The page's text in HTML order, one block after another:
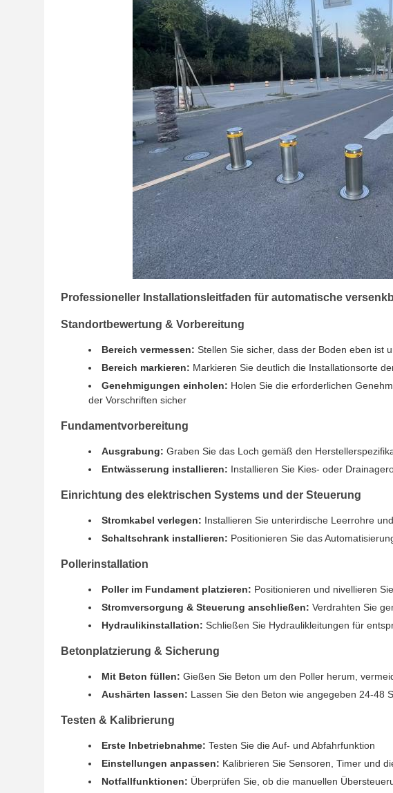
Professioneller Installationsleitfaden für automatische
Standortbewertung & Vorbereitung
Bereich vermessen: Stellen Sie sicher, dass der Boden eben ist
Bereich markieren: Markieren Sie deutlich die Installationsorte
Genehmigungen einholen: Holen Sie die erforderlichen
der Vorschriften sicher
Fundamentvorbereitung
Ausgrabung: Graben Sie das Loch gemäß den
Entwässerung installieren: Installieren Sie Kies- oder
Einrichtung des elektrischen Systems und der Steuerung
Stromkabel verlegen: Installieren Sie unterirdische Leerrohre
Schaltschrank installieren: Positionieren Sie das
Pollerinstallation
Poller im Fundament platzieren: Positionieren und nivellieren
Stromversorgung & Steuerung anschließen: Verdrahten Sie
Hydraulikinstallation: Schließen Sie Hydraulikleitungen für
Betonplatzierung & Sicherung
Mit Beton füllen: Gießen Sie Beton um den Poller herum,
Aushärten lassen: Lassen Sie den Beton wie angegeben 24-48
Testen & Kalibrierung
Erste Inbetriebnahme: Testen Sie die Auf- und Abfahrfunktion
Einstellungen anpassen: Kalibrieren Sie Sensoren, Timer und
Notfallfunktionen: Überprüfen Sie, ob die manuellen